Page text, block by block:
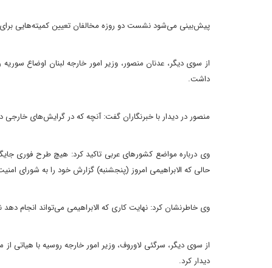
پیش‌بینی می‌شود نشست دو روزه مخالفان تعیین کمیته‌هایی برای
از سوی دیگر، عدنان منصور، وزیر امور خارجه لبنان اوضاع
داشت.
منصور در دیدار با خبرنگاران گفت: آنچه که در گرایش‌های
وی درباره مواضع کشورهای عربی تاکید کرد: هیچ طرح فوری
حالی که الابراهیمی امروز (پنجشنبه) گزارش خود را به شورای
وی خاطرنشان کرد: نهایت کاری که الابراهیمی می‌تواند انجام
از سوی دیگر، سرگئی لاوروف، وزیر امور خارجه روسیه با هیاتی
دیدار کرد.